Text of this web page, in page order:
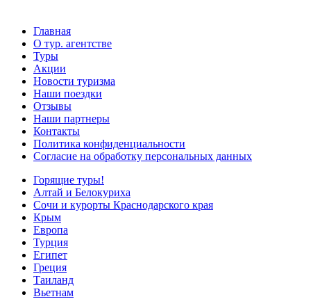
Главная
О тур. агентстве
Туры
Акции
Новости туризма
Наши поездки
Отзывы
Наши партнеры
Контакты
Политика конфиденциальности
Согласие на обработку персональных данных
Горящие туры!
Алтай и Белокуриха
Сочи и курорты Краснодарского края
Крым
Европа
Турция
Египет
Греция
Таиланд
Вьетнам